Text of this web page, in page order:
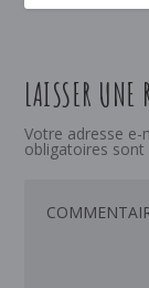
LAISSER UNE
Votre adresse e-
obligatoires sont